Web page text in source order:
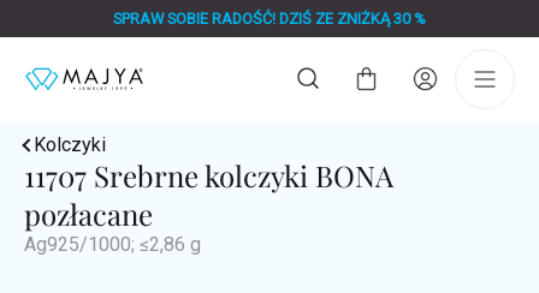
do
SPRAW SOBIE RADOŚĆ! DZIŚ ZE ZNIŻKĄ 30 %
Koszyk
Kolczyki
11707 Srebrne kolczyki BONA
pozłacane
Ag925/1000; ≤2,86 g